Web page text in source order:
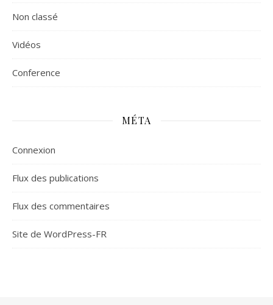
Non classé
Vidéos
Сonference
MÉTA
Connexion
Flux des publications
Flux des commentaires
Site de WordPress-FR